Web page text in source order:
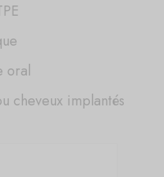
oral
cheveux implantés